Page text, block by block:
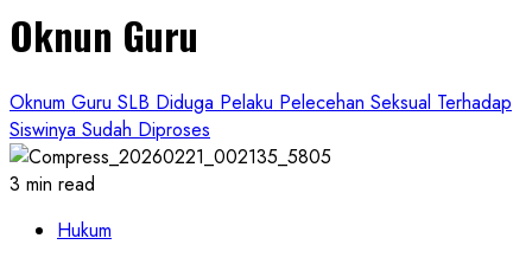
Oknun Guru
Oknum Guru SLB Diduga Pelaku Pelecehan Seksual Terhadap
Siswinya Sudah Diproses
3 min read
Hukum